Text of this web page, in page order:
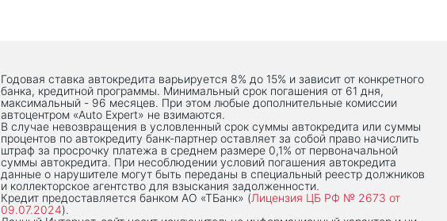
Годовая ставка автокредита варьируется 8% до 15% и зависит от конкретного
банка, кредитной программы. Минимальный срок погашения от 61 дня,
максимальный - 96 месяцев. При этом любые дополнительные комиссии
автоцентром «Auto Expert» не взимаются.
В случае невозвращения в условленный срок суммы автокредита или суммы
процентов по автокредиту банк-партнер оставляет за собой право начислить
штраф за просрочку платежа в среднем размере 0,1% от первоначальной
суммы автокредита. При несоблюдении условий погашения автокредита
данные о нарушителе могут быть переданы в специальный реестр должников
и коллекторское агентство для взыскания задолженности.
Кредит предоставляется банком АО «ТБанк» (Лицензия ЦБ РФ № 2673 от
09.07.2024).